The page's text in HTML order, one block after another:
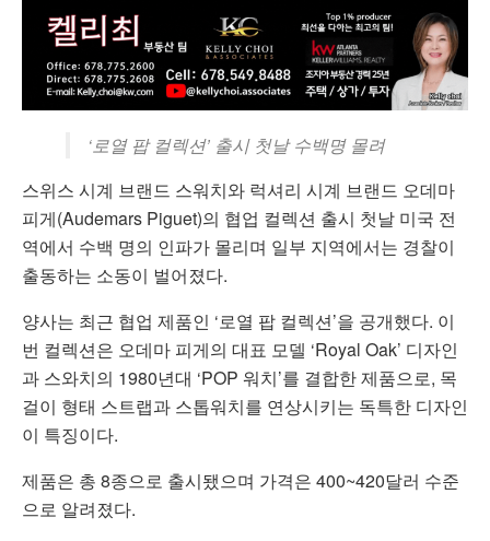
‘로열 팝 컬렉션’ 출시 첫날 수백명 몰려
스위스 시계 브랜드 스워치와 럭셔리 시계 브랜드 오데마
피게(Audemars Piguet)의 협업 컬렉션 출시 첫날 미국 전
역에서 수백 명의 인파가 몰리며 일부 지역에서는 경찰이
출동하는 소동이 벌어졌다.
양사는 최근 협업 제품인 ‘로열 팝 컬렉션’을 공개했다. 이
번 컬렉션은 오데마 피게의 대표 모델 ‘Royal Oak’ 디자인
과 스와치의 1980년대 ‘POP 워치’를 결합한 제품으로, 목
걸이 형태 스트랩과 스톱워치를 연상시키는 독특한 디자인
이 특징이다.
제품은 총 8종으로 출시됐으며 가격은 400~420달러 수준
으로 알려졌다.